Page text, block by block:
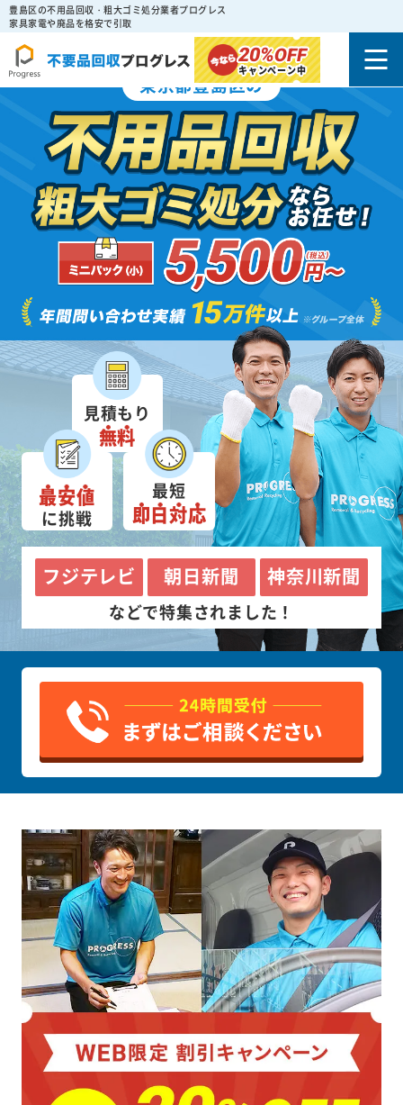
豊島区の不用品回収・粗大ゴミ処分業者プログレス
家具家電や廃品を格安で引取
20%OFF
キャンペーン中
東京都豊島区の
見積もり
無料
最安値
に挑戦
最短
即日対応
フジテレビ 朝日新聞 神奈川新聞
などで特集されました！